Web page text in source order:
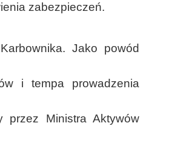
zabezpieczeń.
Jako powód
i tempa prowadzenia
przez Ministra Aktywów